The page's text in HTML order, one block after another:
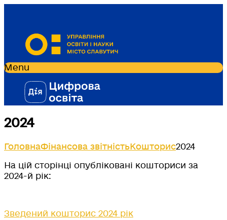
Menu
2024
ГоловнаФінансова звітністьКошторис2024
На цій сторінці опубліковані кошториси за
2024-й рік:
Зведений кошторис 2024 рік